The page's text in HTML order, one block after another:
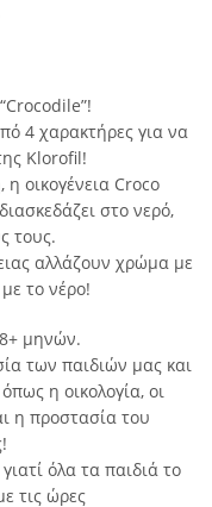
4 χαρακτήρες για να
Klorofil!
οικογένεια Croco
στο νερό,
τους.
αλλάζουν χρώμα με
το νέρο!
μηνών.
των παιδιών μας και
η οικολογία, οι
η προστασία του
όλα τα παιδιά το
τις ώρες